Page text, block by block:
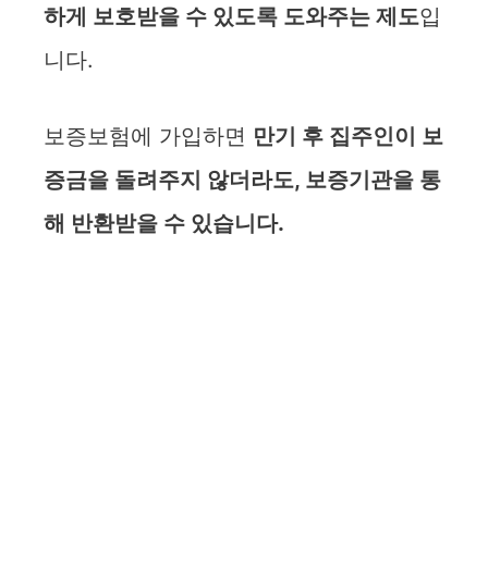
하게 보호받을 수 있도록 도와주는 제도입
니다.
보증보험에 가입하면 만기 후 집주인이 보
증금을 돌려주지 않더라도, 보증기관을 통
해 반환받을 수 있습니다.